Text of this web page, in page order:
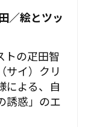
／絵とツッ
トの疋田智
サイ）クリ
による、自
誘惑」のエ